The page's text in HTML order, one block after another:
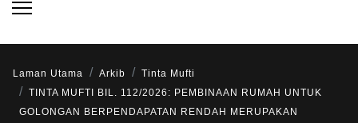
Laman Utama Arkib
Tinta Mufti
TINTA MUFTI BIL. 112/2026: PEMBINAAN RUMAH UNTUK
GOLONGAN BERPENDAPATAN RENDAH MERUPAKAN